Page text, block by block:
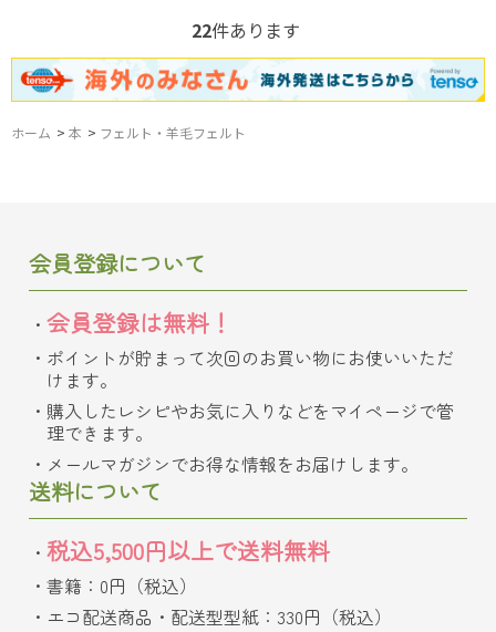
22件あります
ホーム > 本 > フェルト・羊毛フェルト
会員登録について
会員登録は無料！
ポイントが貯まって次回のお買い物にお使いいただ
けます。
購入したレシピやお気に入りなどをマイページで管
理できます。
メールマガジンでお得な情報をお届けします。
送料について
税込5,500円以上で送料無料
書籍：0円（税込）
エコ配送商品・配送型型紙：330円（税込）